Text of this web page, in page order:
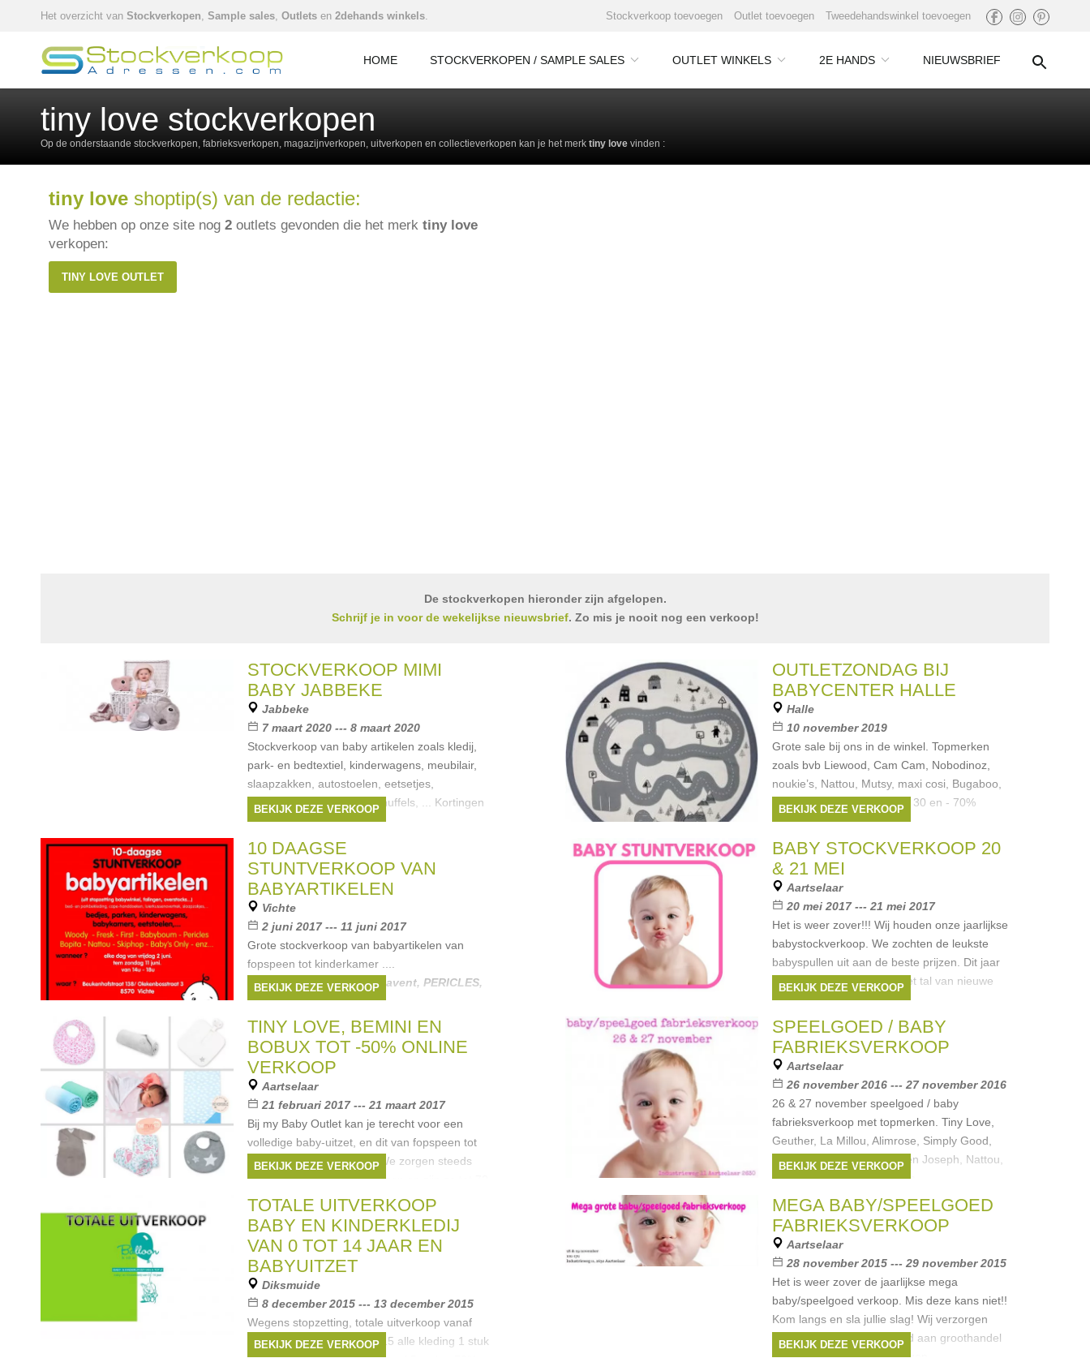
Het overzicht van Stockverkopen, Sample sales, Outlets en 2dehands winkels. Stockverkoop toevoegen Outlet toevoegen Tweedehandswinkel toevoegen
HOME STOCKVERKOPEN / SAMPLE SALES OUTLET WINKELS 2E HANDS NIEUWSBRIEF
tiny love stockverkopen
Op de onderstaande stockverkopen, fabrieksverkopen, magazijnverkopen, uitverkopen en collectieverkopen kan je het merk tiny love vinden :
tiny love shoptip(s) van de redactie:
We hebben op onze site nog 2 outlets gevonden die het merk tiny love
verkopen:
TINY LOVE OUTLET
De stockverkopen hieronder zijn afgelopen.
Schrijf je in voor de wekelijkse nieuwsbrief. Zo mis je nooit nog een verkoop!
STOCKVERKOOP MIMI
BABY JABBEKE
Jabbeke
7 maart 2020 --- 8 maart 2020
Stockverkoop van baby artikelen zoals kledij,
park- en bedtextiel, kinderwagens, meubilair,
slaapzakken, autostoelen, eetsetjes,
tetradoeken, speelgoed, knuffels, ... Kortingen
tot -70% op de winkelprijs.
Merken:
First ,Bopita
love
,childhome , ...
BEKIJK DEZE VERKOOP
OUTLETZONDAG BIJ
BABYCENTER HALLE
Halle
10 november 2019
Grote sale bij ons in de winkel. Topmerken
zoals bvb Liewood, Cam Cam, Nobodinoz,
noukie’s, Nattou, Mutsy, maxi cosi, Bugaboo,
Quax,... Kortingen tussen - 30 en - 70%
Autostoelen, kinderkamers,
Merken:Beaba, Noukies,Koeka ,bobux
lilliputiens, ...
BEKIJK DEZE VERKOOP
10 DAAGSE
STUNTVERKOOP VAN
BABYARTIKELEN
Vichte
2 juni 2017 --- 11 juni 2017
Grote stockverkoop van babyartikelen van
fopspeen tot kinderkamer ....
Merken:First,Woody, avent, PERICLES,
tiny love, ...
BEKIJK DEZE VERKOOP
BABY STOCKVERKOOP 20
& 21 MEI
Aartselaar
20 mei 2017 --- 21 mei 2017
Het is weer zover!!! Wij houden onze jaarlijkse
babystockverkoop. We zochten de leukste
babyspullen uit aan de beste prijzen. Dit jaar
verrassen wij jullie weer met tal van nieuwe
merken. Hippe, unieke
Merken: avent,bobux Quax ,
PERICLES, ...
BEKIJK DEZE VERKOOP
TINY LOVE, BEMINI EN
BOBUX TOT -50% ONLINE
VERKOOP
Aartselaar
21 februari 2017 --- 21 maart 2017
Bij my Baby Outlet kan je terecht voor een
volledige baby-uitzet, en dit van fopspeen tot
en met een kinderkamer. We zorgen steeds
voor budgetvriendelijke prijzen en zijn zo tot 70
% goedkoper. Alle
Merken:bobux,tiny love , Bemini
BEKIJK DEZE VERKOOP
SPEELGOED / BABY
FABRIEKSVERKOOP
Aartselaar
26 november 2016 --- 27 november 2016
26 & 27 november speelgoed / baby
fabrieksverkoop met topmerken. Tiny Love,
Geuther, La Millou, Alimrose, Simply Good,
Bébécar, Wise Pad, Stephen Joseph, Nattou,
Tiny star, Bobux, Babyboum,
Merken:bobux ,babyboum PERICLES
NATTOU , tiny love , ...
BEKIJK DEZE VERKOOP
TOTALE UITVERKOOP
BABY EN KINDERKLEDIJ
VAN 0 TOT 14 JAAR EN
BABYUITZET
Diksmuide
8 december 2015 --- 13 december 2015
Wegens stopzetting, totale uitverkoop vanaf
woensdag 9 december 2015 alle kleding 1 stuk
-50% vanaf 3 stuks -60% vanaf 5 stuks -70%
BEKIJK DEZE VERKOOP
MEGA BABY/SPEELGOED
FABRIEKSVERKOOP
Aartselaar
28 november 2015 --- 29 november 2015
Het is weer zover de jaarlijkse mega
baby/speelgoed verkoop. Mis deze kans niet!!
Kom langs en sla jullie slag! Wij verzorgen
babyartikelen en speelgoed aan groothandel
en fabrieksprijzen. Wat mogen
BEKIJK DEZE VERKOOP